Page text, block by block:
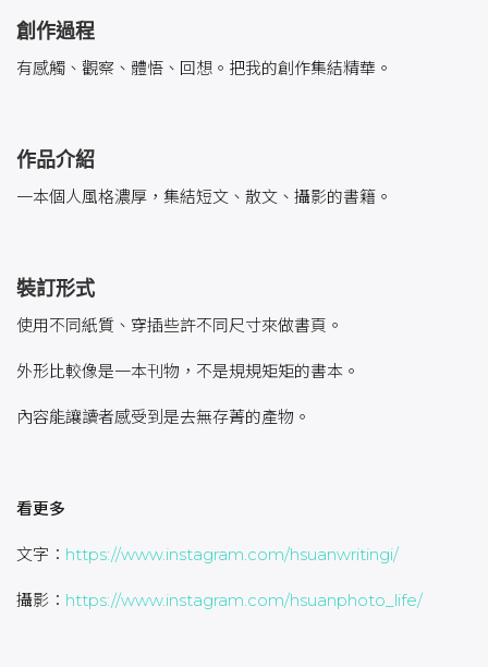
創作過程
有感觸、觀察、體悟、回想。把我的創作集結精華。
作品介紹
一本個人風格濃厚，集結短文、散文、攝影的書籍。
裝訂形式
使用不同紙質、穿插些許不同尺寸來做書頁。
外形比較像是一本刊物，不是規規矩矩的書本。
內容能讓讀者感受到是去無存菁的產物。
看更多
文字： https://www.instagram.com/hsuanwritingi/
攝影： https://www.instagram.com/hsuanphoto_life/